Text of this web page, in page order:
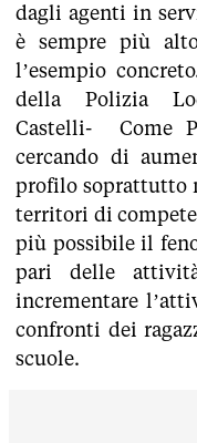
dagli agenti in
è sempre più
l’esempio
della Polizia
Castelli- Come
cercando di
profilo soprattutto
territori di
più possibile il
pari delle
incrementare
confronti dei
scuole.